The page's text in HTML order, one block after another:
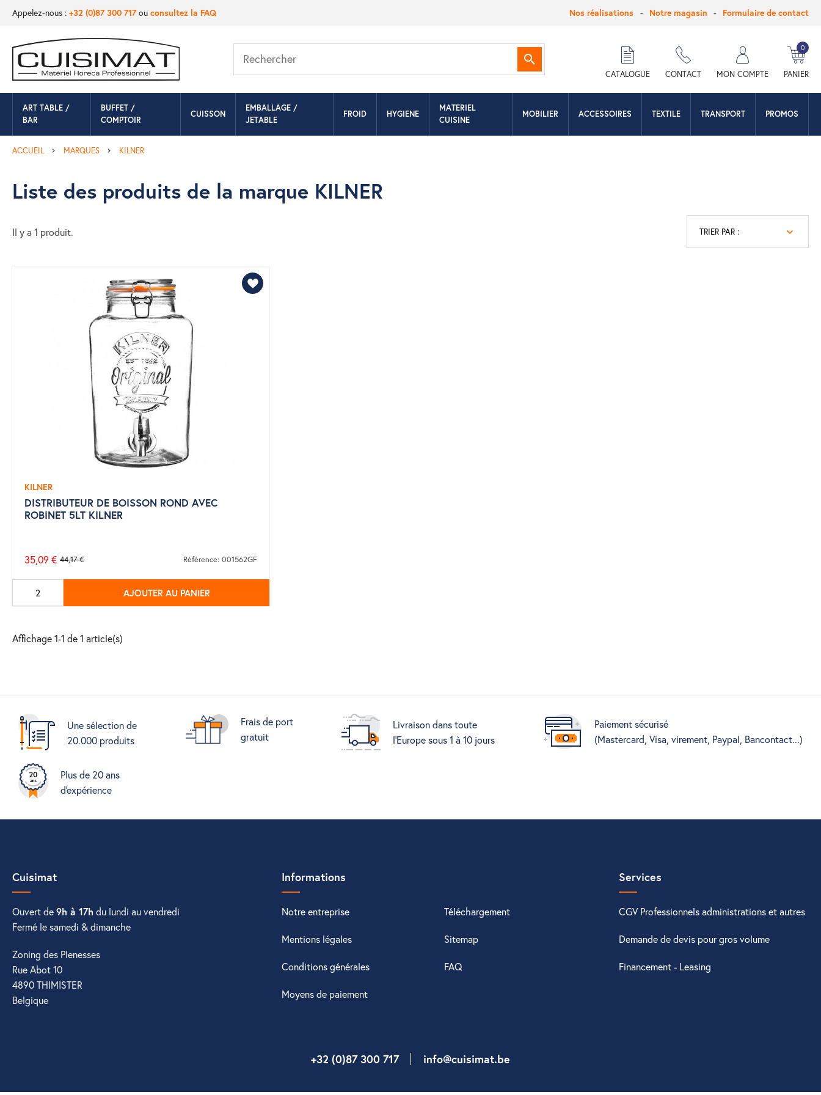
Appelez-nous : +32 (0)87 300 717ou consultez la FAQ Nos réalisations Notre magasin Formulaire de contact
Rechercher
CATALOGUE CONTACT MON COMPTE PANIER
0
ART TABLE /
BAR
BUFFET /
COMPTOIR
CUISSON
EMBALLAGE /
JETABLE
FROID HYGIENE
MATERIEL
CUISINE
MOBILIER ACCESSOIRES TEXTILE TRANSPORT PROMOS
ACCUEIL MARQUES KILNER
Liste des produits de la marque KILNER
Il y a 1 produit. TRIER PAR :
KILNER
DISTRIBUTEUR DE BOISSON ROND AVEC
ROBINET 5LT KILNER
Prix
de
base
44,17 €
35,09 € Référence: 001562GF
AJOUTER AU PANIER
Affichage 1-1 de 1 article(s)
Une sélection de
20.000 produits
Frais de port
gratuit
Livraison dans toute
l'Europe sous 1 à 10 jours
Paiement sécurisé
(Mastercard, Visa, virement, Paypal, Bancontact...)
Plus de 20 ans
d'expérience
Cuisimat
Ouvert de9h à 17h du lundi au vendredi
Fermé le samedi & dimanche
Zoning des Plenesses
Rue Abot 10
4890 THIMISTER
Belgique
Informations
Notre entreprise Téléchargement
Mentions légales Sitemap
Conditions générales FAQ
Moyens de paiement
Services
CGV Professionnels administrations et autres
Demande de devis pour gros volume
Financement - Leasing
+32 (0)87 300 717 info@cuisimat.be